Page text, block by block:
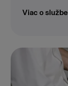
Viac o službe